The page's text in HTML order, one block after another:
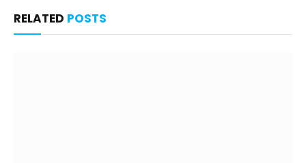
RELATED POSTS